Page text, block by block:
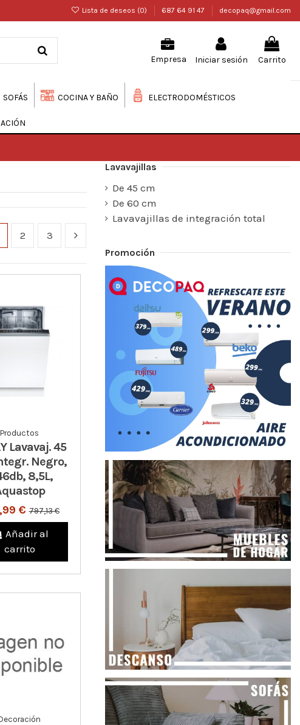
Lista de deseos (0) 687 64 91 47 decopaq@gmail.com
Empresa Iniciar sesión Carrito
SOFÁS COCINA Y BAÑO ELECTRODOMÉSTICOS
2 3
Productos
Lavavaj. 45
Negro,
8,5L,
€797,13 €
Añadir al
carrito
Lavavajillas
De 45 cm
De 60 cm
Lavavajillas de integración total
Promoción